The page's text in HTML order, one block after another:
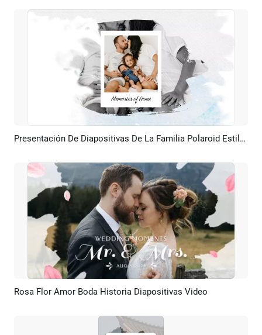
Previsualizar Crear IA Presentación De Diapositivas De La Familia Polaroid Estilo Tinta
Previsualizar Crear IA
Rosa Flor Amor Boda Historia Diapositivas Video